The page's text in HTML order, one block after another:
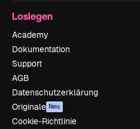
Loslegen
Academy
Dokumentation
Support
AGB
Datenschutzerklärung
Originale Neu
Cookie-Richtlinie